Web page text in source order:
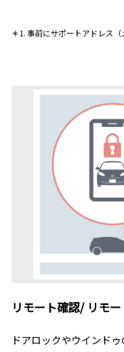
＊1. 事前にサポートアドレス（
リモート確認/ リモ
ドアロックやウインド